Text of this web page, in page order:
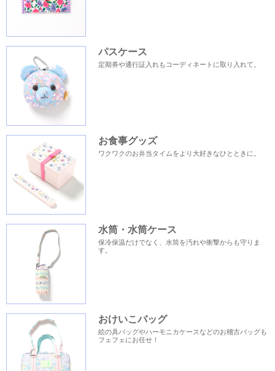
パスケース
定期券や通行証入れもコーディネートに取り入れて。
お食事グッズ
ワクワクのお弁当タイムをより大好きなひとときに。
水筒・水筒ケース
保冷保温だけでなく、水筒を汚れや衝撃からも守りま
す。
おけいこバッグ
絵の具バッグやハーモニカケースなどのお稽古バッグも
フェフェにお任せ！